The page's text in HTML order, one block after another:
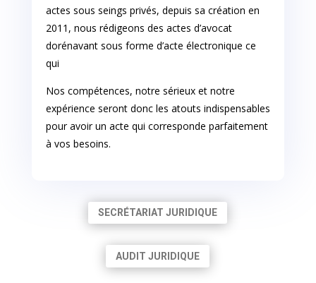
actes sous seings privés, depuis sa création en
2011, nous rédigeons des actes d’avocat
dorénavant sous forme d’acte électronique ce
qui
Nos compétences, notre sérieux et notre
expérience seront donc les atouts indispensables
pour avoir un acte qui corresponde parfaitement
à vos besoins.
SECRÉTARIAT JURIDIQUE
AUDIT JURIDIQUE